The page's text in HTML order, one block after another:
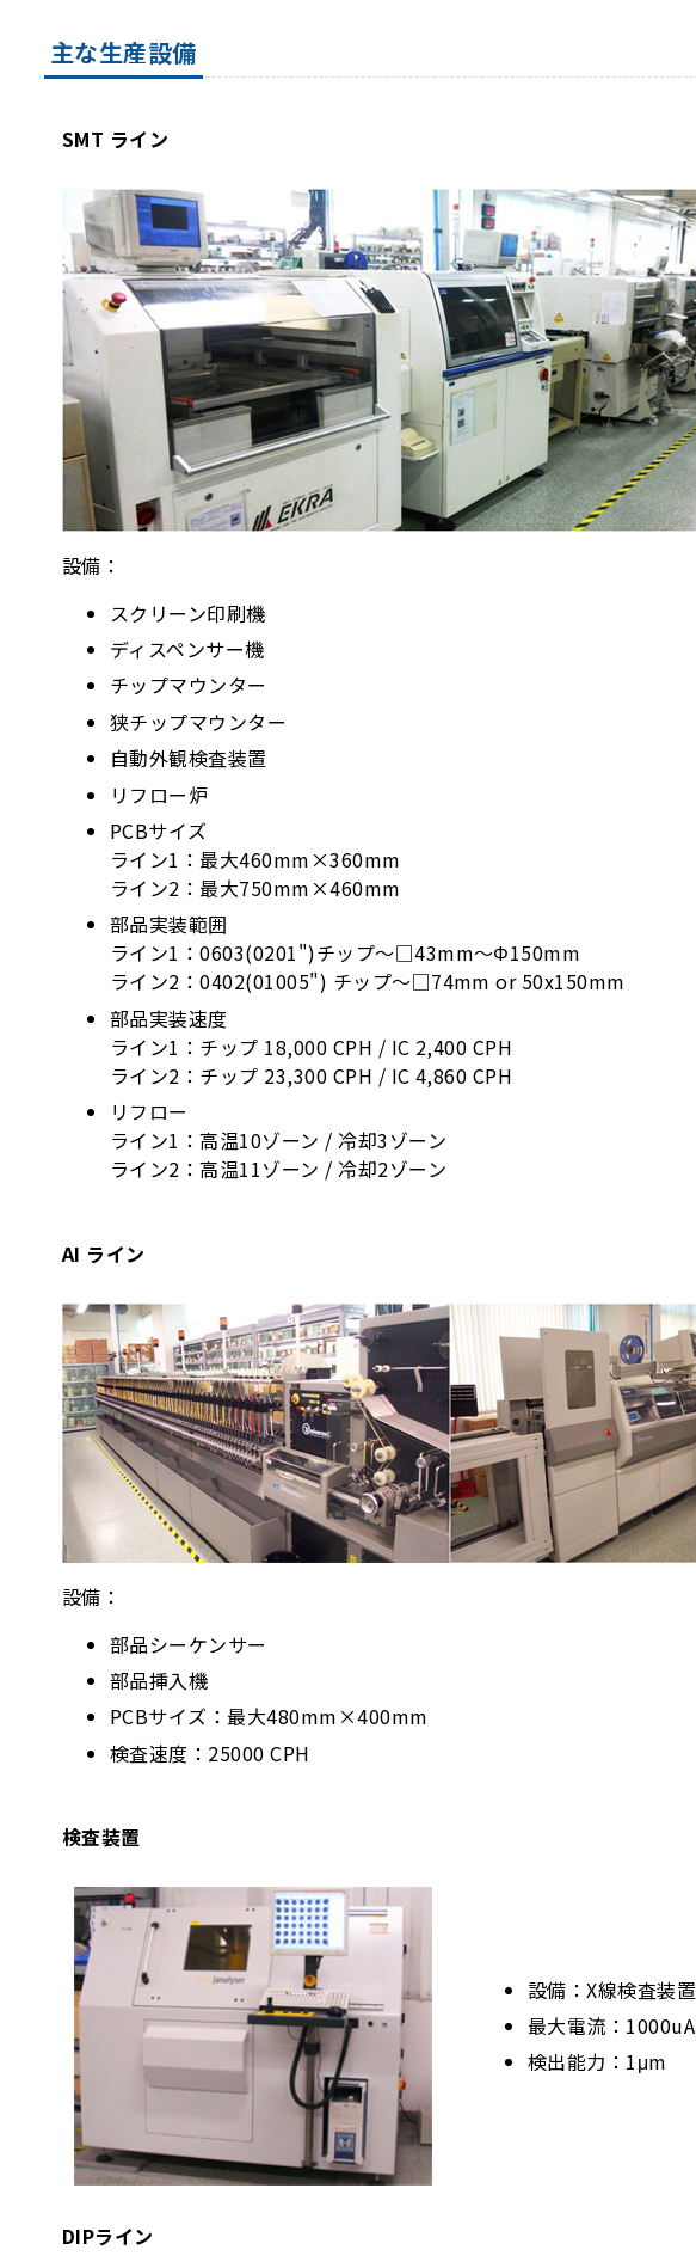
主な生産設備
SMT ライン
設備：
スクリーン印刷機
ディスペンサー機
チップマウンター
狭チップマウンター
自動外観検査装置
リフロー炉
PCBサイズ
ライン1：最大460mm×360mm
ライン2：最大750mm×460mm
部品実装範囲
ライン1：0603(0201")チップ～□43mm～Φ150mm
ライン2：0402(01005") チップ～□74mm or 50x150mm
部品実装速度
ライン1：チップ 18,000 CPH / IC 2,400 CPH
ライン2：チップ 23,300 CPH / IC 4,860 CPH
リフロー
ライン1：高温10ゾーン / 冷却3ゾーン
ライン2：高温11ゾーン / 冷却2ゾーン
AI ライン
設備：
部品シーケンサー
部品挿入機
PCBサイズ：最大480mm×400mm
検査速度：25000 CPH
検査装置
設備：X線検査装置
最大電流：1000uA
検出能力：1μm
DIPライン